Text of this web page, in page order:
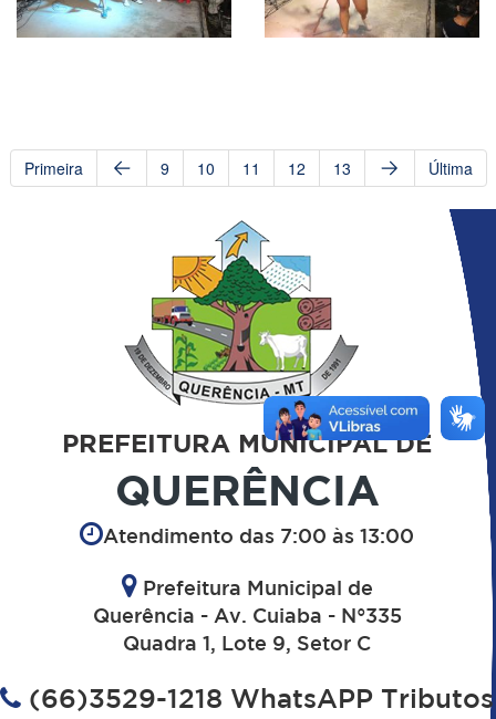
Primeira 9 10 11 12 13 Última
PREFEITURA MUNICIPAL DE
QUERÊNCIA
Atendimento das 7:00 às 13:00
Prefeitura Municipal de
Querência - Av. Cuiaba - N°335
Quadra 1, Lote 9, Setor C
(66)3529-1218 WhatsAPP Tributos